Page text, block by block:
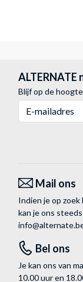
ALTERNATE
Blijf op de
Mail ons
Indien je op
kan je ons
Bel ons
Je kan ons van
10.00 uur en